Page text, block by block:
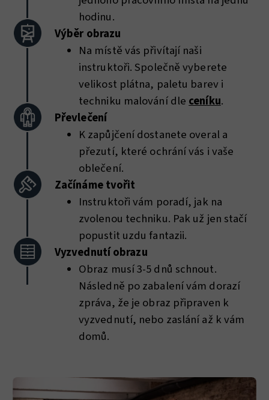
hodinu.
Výběr obrazu
Na místě vás přivítají naši
instruktoři. Společně vyberete
velikost plátna, paletu barev i
techniku malování dle ceníku.
Převlečení
K zapůjčení dostanete overal a
přezutí, které ochrání vás i vaše
oblečení.
Začínáme tvořit
Instruktoři vám poradí, jak na
zvolenou techniku. Pak už jen stačí
popustit uzdu fantazii.
Vyzvednutí obrazu
Obraz musí 3-5 dnů schnout.
Následně po zabalení vám dorazí
zpráva, že je obraz připraven k
vyzvednutí, nebo zaslání až k vám
domů.